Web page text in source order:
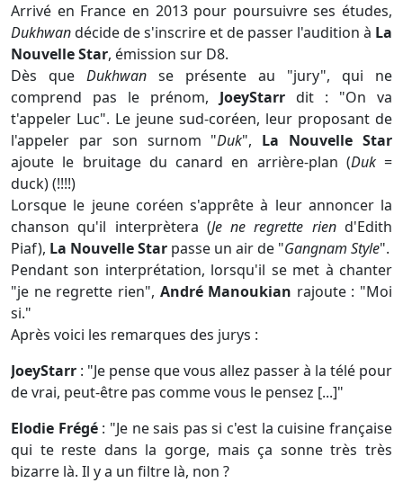
Arrivé en France en 2013 pour poursuivre ses études,
Dukhwandécide de s'inscrire et de passer l'audition à La
Nouvelle Star, émission sur D8.
Dès que Dukhwan se présente au "jury", qui ne
comprend pas le prénom, JoeyStarr dit : "On va
t'appeler Luc". Le jeune sud-coréen, leur proposant de
l'appeler par son surnom "Duk", La Nouvelle Star
ajoute le bruitage du canard en arrière-plan (Duk=
duck) (!!!!)
Lorsque le jeune coréen s'apprête à leur annoncer la
chanson qu'il interprètera (Je ne regrette riend'Edith
Piaf), La Nouvelle Star passe un air de "Gangnam Style".
Pendant son interprétation, lorsqu'il se met à chanter
"je ne regrette rien", André Manoukian rajoute : "Moi
si."
Après voici les remarques des jurys :
JoeyStarr : "Je pense que vous allez passer à la télé pour
de vrai, peut-être pas comme vous le pensez [...]"
Elodie Frégé: "Je ne sais pas si c'est la cuisine française
qui te reste dans la gorge, mais ça sonne très très
bizarre là. Il y a un filtre là, non ?